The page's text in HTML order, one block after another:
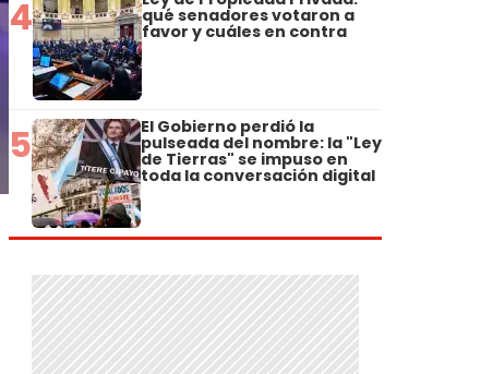
4 qué senadores votaron a
favor y cuáles en contra
5 El Gobierno perdió la
pulseada del nombre: la "Ley
de Tierras" se impuso en
toda la conversación digital